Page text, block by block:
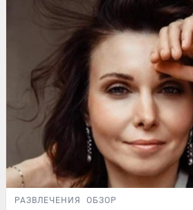
РАЗВЛЕЧЕНИЯ ОБЗОР